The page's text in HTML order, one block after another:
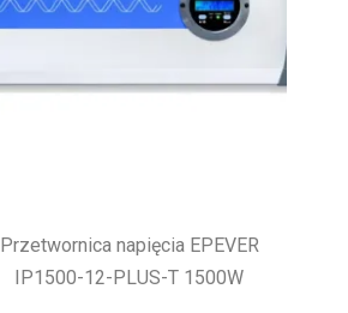
Przetwornica napięcia EPEVER
IP1500-12-PLUS-T 1500W